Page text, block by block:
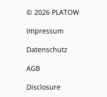
© 2026 PLATOW
Impressum
Datenschutz
AGB
Disclosure